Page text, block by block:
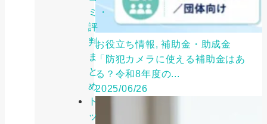
ミ・
評
判
ま
と
め
ト
ッ
お役立ち情報, 補助金・助成金
「防犯カメラに使える補助金はあ
る？令和8年度の...
2025/06/26